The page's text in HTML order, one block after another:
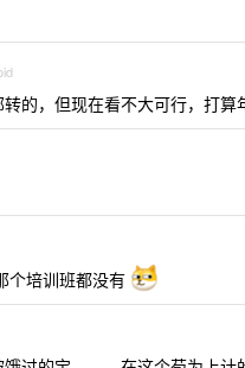
的，但现在看不大可行，打算
个培训班都没有